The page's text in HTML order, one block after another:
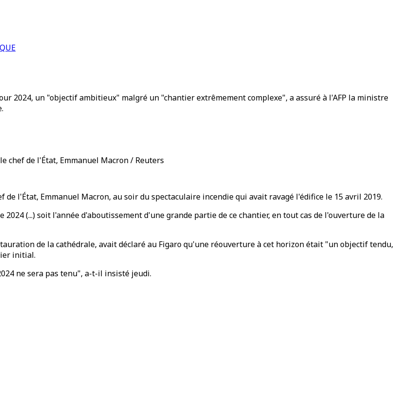
2024, un "objectif ambitieux" malgré un "chantier extrêmement complexe", a assuré à l'AFP la ministre
chef de l'État, Emmanuel Macron / Reuters
l'État, Emmanuel Macron, au soir du spectaculaire incendie qui avait ravagé l'édifice le 15 avril 2019.
(...) soit l'année d'aboutissement d'une grande partie de ce chantier, en tout cas de l'ouverture de la
de la cathédrale, avait déclaré au Figaro qu'une réouverture à cet horizon était "un objectif tendu,
initial.
ne sera pas tenu", a-t-il insisté jeudi.